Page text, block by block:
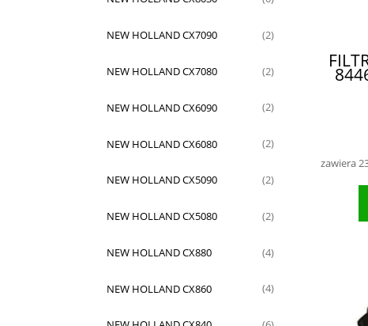
NEW HOLLAND CX7090 (2)
NEW HOLLAND CX7080 (2)
NEW HOLLAND CX6090 (2)
NEW HOLLAND CX6080 (2)
NEW HOLLAND CX5090 (2)
NEW HOLLAND CX5080 (2)
NEW HOLLAND CX880 (4)
NEW HOLLAND CX860 (4)
zawiera